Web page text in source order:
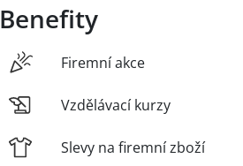
Benefity
Firemní akce
Vzdělávací kurzy
Slevy na firemní zboží